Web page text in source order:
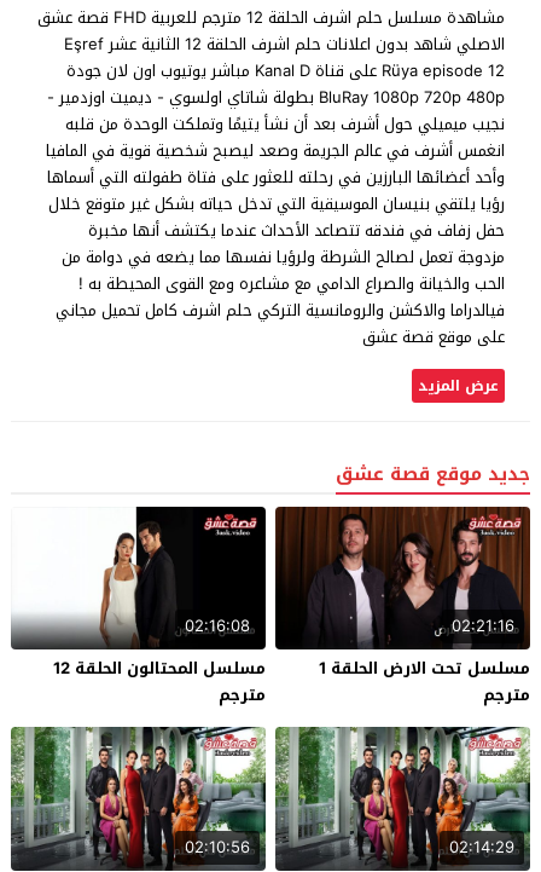
مشاهدة مسلسل حلم اشرف الحلقة 12 مترجم للعربية FHD قصة عشق
الاصلي شاهد بدون اعلانات حلم اشرف الحلقة 12 الثانية عشر Eşref
Rüya episode 12 على قناة Kanal D مباشر يوتيوب اون لان جودة
BluRay 1080p 720p 480p بطولة شاتاي اولسوي - ديميت اوزدمير -
نجيب ميميلي حول أشرف بعد أن نشأ يتيمًا وتملكت الوحدة من قلبه
انغمس أشرف في عالم الجريمة وصعد ليصبح شخصية قوية في المافيا
وأحد أعضائها البارزين في رحلته للعثور على فتاة طفولته التي أسماها
رؤيا يلتقي بنيسان الموسيقية التي تدخل حياته بشكل غير متوقع خلال
حفل زفاف في فندقه تتصاعد الأحداث عندما يكتشف أنها مخبرة
مزدوجة تعمل لصالح الشرطة ولرؤيا نفسها مما يضعه في دوامة من
الحب والخيانة والصراع الدامي مع مشاعره ومع القوى المحيطة به !
فيالدراما والاكشن والرومانسية التركي حلم اشرف كامل تحميل مجاني
على موقع قصة عشق
عرض المزيد
جديد موقع قصة عشق
02:21:16
مسلسل تحت الارض الحلقة 1
مترجم
02:16:08
مسلسل المحتالون الحلقة 12
مترجم
02:14:29
02:10:56